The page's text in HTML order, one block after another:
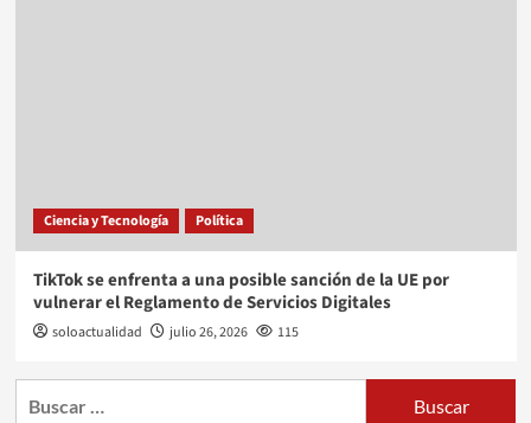
Ciencia y Tecnología Política
TikTok se enfrenta a una posible sanción de la UE por
vulnerar el Reglamento de Servicios Digitales
soloactualidad julio 26, 2026 115